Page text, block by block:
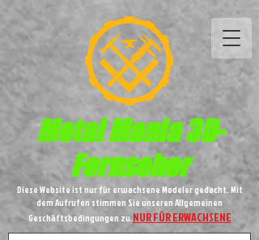
MetalMania 3D-
Fernseher
Diese Website ist nur für erwachsene Modeler gedacht. Mit
dem Aufrufen stimmen Sie unseren Allgemeinen
Geschäftsbedingungen zu.NUR FÜR ERWACHSENE